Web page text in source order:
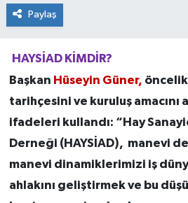
Paylaş
HAYSİAD KİMDİR?
Başkan Hüseyin Güner,
tarihçesini ve kuruluş amacını
ifadeleri kullandı: “Hay
Derneği (HAYSİAD), manevi
manevi dinamiklerimizi iş
ahlakını geliştirmek ve bu